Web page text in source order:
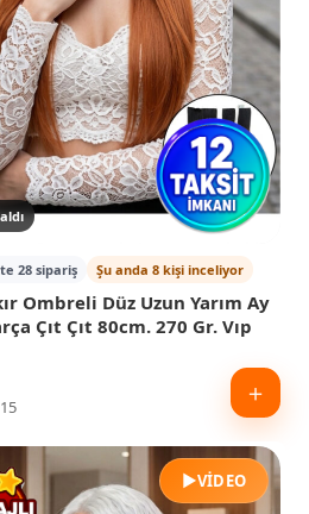
28 sipariş Şu anda 8 kişi inceliyor
Ombreli Düz Uzun Yarım Ay
Çıt Çıt 80cm. 270 Gr. Vıp
15 ＋
▶VIDEO